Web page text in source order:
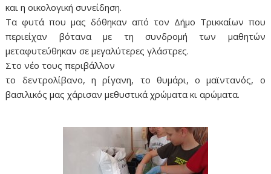
και η οικολογική συνείδηση.
Τα φυτά που μας δόθηκαν από τον Δήμο Τρικκαίων που
περιείχαν βότανα με τη συνδρομή των μαθητών
μεταφυτεύθηκαν σε μεγαλύτερες γλάστρες.
Στο νέο τους περιβάλλον
το δεντρολίβανο, η ρίγανη, το θυμάρι, ο μαϊντανός, ο
βασιλικός μας χάρισαν μεθυστικά χρώματα κι αρώματα.